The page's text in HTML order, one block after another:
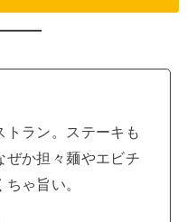
トラン。ステーキも
ぜか担々麺やエビチ
ゃ旨い。